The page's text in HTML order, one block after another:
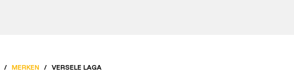
/ MERKEN / VERSELE LAGA